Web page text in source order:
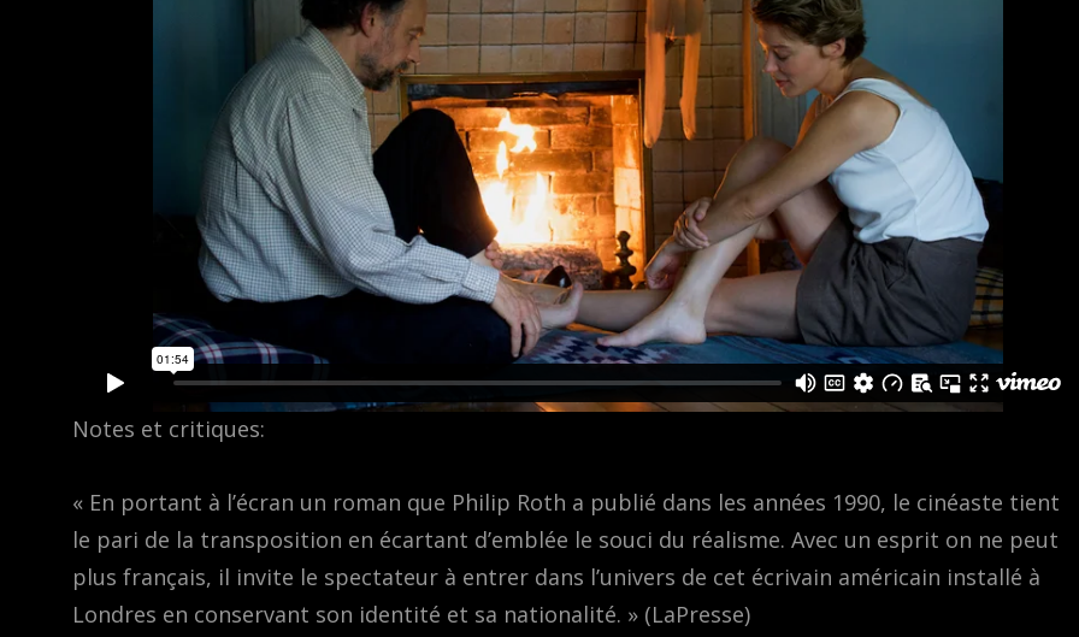
Notes et critiques:
« En portant à l’écran un roman que Philip Roth a publié dans les années 1990, le cinéaste tient
le pari de la transposition en écartant d’emblée le souci du réalisme. Avec un esprit on ne peut
plus français, il invite le spectateur à entrer dans l’univers de cet écrivain américain installé à
Londres en conservant son identité et sa nationalité. » (LaPresse)